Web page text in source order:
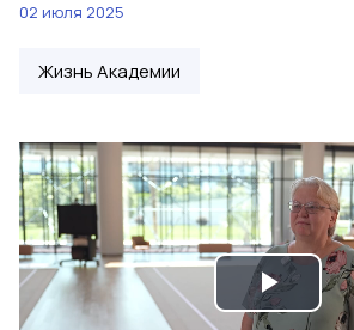
02 июля 2025
Жизнь Академии
Play